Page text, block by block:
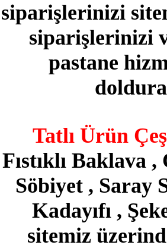
siparişlerinizi
siparişlerinizi
pastane
Tatlı Ürün
Fıstıklı Baklava
Söbiyet , Saray
Kadayıfı ,
sitemiz